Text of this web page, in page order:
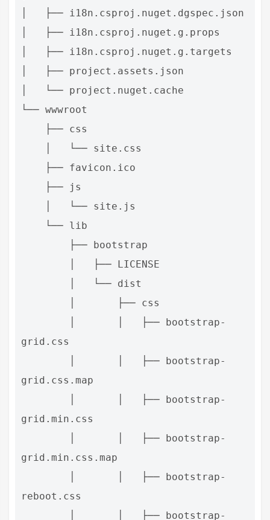
│   ├── i18n.csproj.nuget.dgspec.json
│   ├── i18n.csproj.nuget.g.props
│   ├── i18n.csproj.nuget.g.targets
│   ├── project.assets.json
│   └── project.nuget.cache
└── wwwroot
grid.css
grid.css.map
grid.min.css
grid.min.css.map
reboot.css